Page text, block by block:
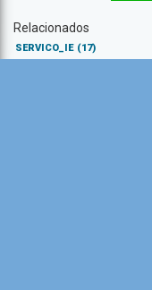
Relacionados
SERVICO_IE (17)